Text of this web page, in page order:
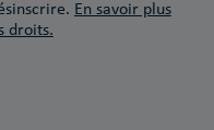
En savoir plus
droits.